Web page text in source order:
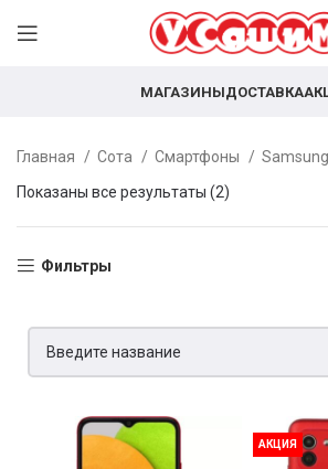
МАГАЗИНЫДОСТАВКА
Главная Сота Смартфоны Samsung
Показаны все результаты (2)
Фильтры
АКЦИЯ